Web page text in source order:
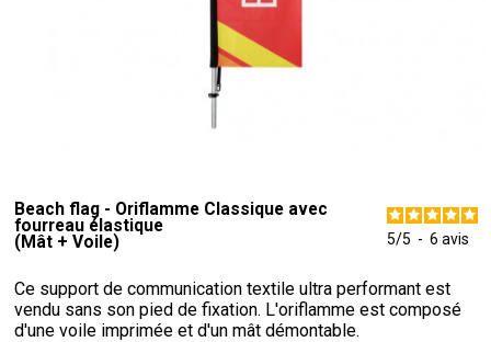
5/5 - 6 avis
Beach flag - Oriflamme Classique avec
fourreau élastique
(Mât + Voile)
Ce support de communication textile ultra performant est
vendu sans son pied de fixation. L'oriflamme est composé
d'une voile imprimée et d'un mât démontable.